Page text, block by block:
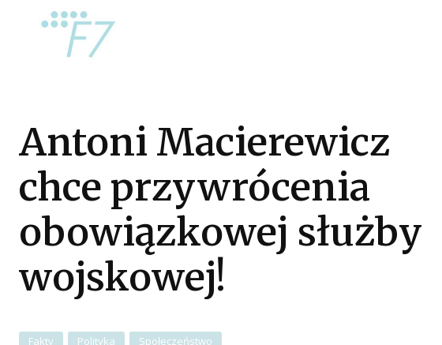
Antoni Macierewicz
chce przywrócenia
obowiązkowej służby
wojskowej!
Fakty Polityka Społeczeństwo